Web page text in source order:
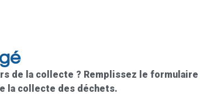
de la collecte ? Remplissez le
la collecte des déchets.